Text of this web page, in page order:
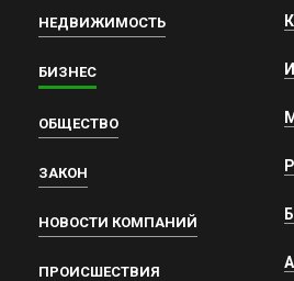
НЕДВИЖИМОСТЬ
БИЗНЕС
ОБЩЕСТВО
ЗАКОН
НОВОСТИ КОМПАНИЙ
ПРОИСШЕСТВИЯ